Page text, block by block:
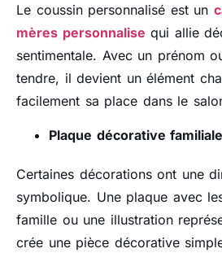
Le coussin personnalisé est un
mères personnalise qui allie
sentimentale. Avec un prénom
tendre, il devient un élément
facilement sa place dans le
Plaque décorative
Certaines décorations ont une
symbolique. Une plaque avec
famille ou une illustration
crée une pièce décorative